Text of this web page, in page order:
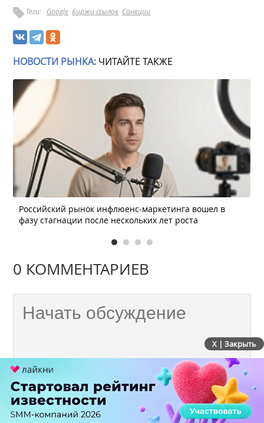
Теги: Google Биржи ссылок Санкции
НОВОСТИ РЫНКА: ЧИТАЙТЕ ТАКЖЕ
Российский рынок инфлюенс-маркетинга вошел в
фазу стагнации после нескольких лет роста
0 КОММЕНТАРИЕВ
X | Закрыть